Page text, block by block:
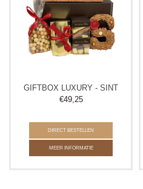
GIFTBOX LUXURY - SINT
€49,25
DIRECT BESTELLEN
MEER INFORMATIE